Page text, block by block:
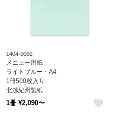
1404-0092
メニュー用紙
ライトブルー・A4
1冊500枚入り
北越紀州製紙
Newファインカラー
1冊 ¥2,090〜